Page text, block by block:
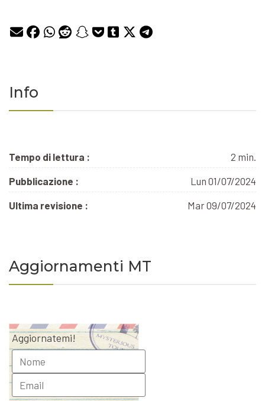
Info
Tempo di lettura : 2 min.
Pubblicazione : Lun 01/07/2024
Ultima revisione : Mar 09/07/2024
Aggiornamenti MT
Aggiornatemi!